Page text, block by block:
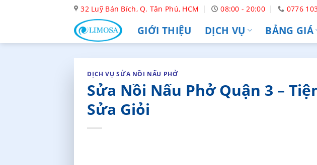
32 Luỹ Bán Bích, Q. Tân Phú, HCM 08:00 - 20:00 0776
GIỚI THIỆU DỊCH VỤ BẢNG GIÁ
DỊCH VỤ SỬA NỒI NẤU PHỞ
Sửa Nồi Nấu Phở Quận 3 –
Sửa Giỏi